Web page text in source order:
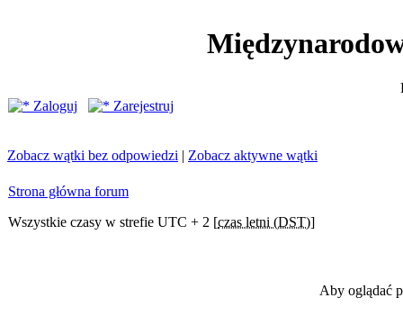
Zaloguj
Zarejestruj
Zobacz wątki bez odpowiedzi | Zobacz aktywne wątki
Strona główna forum
Wszystkie czasy w strefie UTC + 2 [czas letni (DST)]
Aby oglądać